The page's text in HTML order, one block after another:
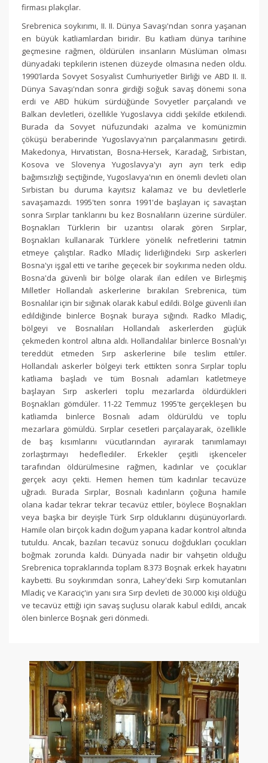
firması plakçılar.
Srebrenica soykırımı, II. II. Dünya Savaşı'ndan sonra yaşanan
en büyük katliamlardan biridir. Bu katliam dünya tarihine
geçmesine rağmen, öldürülen insanların Müslüman olması
dünyadaki tepkilerin istenen düzeyde olmasına neden oldu.
1990'larda Sovyet Sosyalist Cumhuriyetler Birliği ve ABD II. II.
Dünya Savaşı'ndan sonra girdiği soğuk savaş dönemi sona
erdi ve ABD hüküm sürdüğünde Sovyetler parçalandı ve
Balkan devletleri, özellikle Yugoslavya ciddi şekilde etkilendi.
Burada da Sovyet nüfuzundaki azalma ve komünizmin
çöküşü beraberinde Yugoslavya'nın parçalanmasını getirdi.
Makedonya, Hırvatistan, Bosna-Hersek, Karadağ, Sırbistan,
Kosova ve Slovenya Yugoslavya'yı ayrı ayrı terk edip
bağımsızlığı seçtiğinde, Yugoslavya'nın en önemli devleti olan
Sırbistan bu duruma kayıtsız kalamaz ve bu devletlerle
savaşamazdı. 1995'ten sonra 1991'de başlayan iç savaştan
sonra Sırplar tanklarını bu kez Bosnalıların üzerine sürdüler.
Boşnakları Türklerin bir uzantısı olarak gören Sırplar,
Boşnakları kullanarak Türklere yönelik nefretlerini tatmin
etmeye çalıştılar. Radko Mladiç liderliğindeki Sırp askerleri
Bosna'yı işgal etti ve tarihe geçecek bir soykırıma neden oldu.
Bosna'da güvenli bir bölge olarak ilan edilen ve Birleşmiş
Milletler Hollandalı askerlerine bırakılan Srebrenica, tüm
Bosnalılar için bir sığınak olarak kabul edildi. Bölge güvenli ilan
edildiğinde binlerce Boşnak buraya sığındı. Radko Mladiç,
bölgeyi ve Bosnalıları Hollandalı askerlerden güçlük
çekmeden kontrol altına aldı. Hollandalılar binlerce Bosnalı'yı
tereddüt etmeden Sırp askerlerine bile teslim ettiler.
Hollandalı askerler bölgeyi terk ettikten sonra Sırplar toplu
katliama başladı ve tüm Bosnalı adamları katletmeye
başlayan Sırp askerleri toplu mezarlarda öldürdükleri
Boşnakları gömdüler. 11-22 Temmuz 1995'te gerçekleşen bu
katliamda binlerce Bosnalı adam öldürüldü ve toplu
mezarlara gömüldü. Sırplar cesetleri parçalayarak, özellikle
de baş kısımlarını vücutlarından ayırarak tanımlamayı
zorlaştırmayı hedeflediler. Erkekler çeşitli işkenceler
tarafından öldürülmesine rağmen, kadınlar ve çocuklar
gerçek acıyı çekti. Hemen hemen tüm kadınlar tecavüze
uğradı. Burada Sırplar, Bosnalı kadınların çoğuna hamile
olana kadar tekrar tekrar tecavüz ettiler, böylece Boşnakları
veya başka bir deyişle Türk Sırp olduklarını düşünüyorlardı.
Hamile olan birçok kadın doğum yapana kadar kontrol altında
tutuldu. Ancak, bazıları tecavüz sonucu doğdukları çocukları
boğmak zorunda kaldı. Dünyada nadir bir vahşetin olduğu
Srebrenica topraklarında toplam 8.373 Boşnak erkek hayatını
kaybetti. Bu soykırımdan sonra, Lahey'deki Sırp komutanları
Mladiç ve Karaciç'in yanı sıra Sırp devleti de 30.000 kişi öldüğü
ve tecavüz ettiği için savaş suçlusu olarak kabul edildi, ancak
ölen binlerce Boşnak geri dönmedi.